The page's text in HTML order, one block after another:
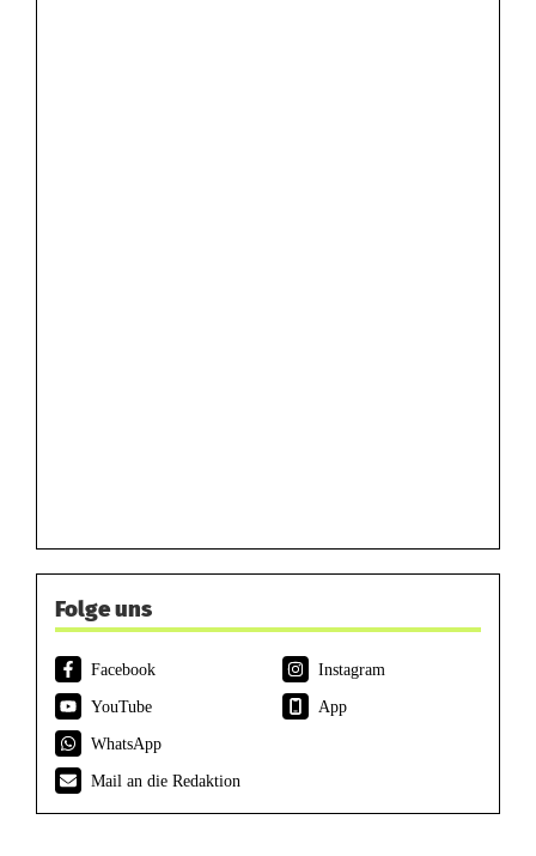
Folge uns
Facebook
Instagram
YouTube
App
WhatsApp
Mail an die Redaktion